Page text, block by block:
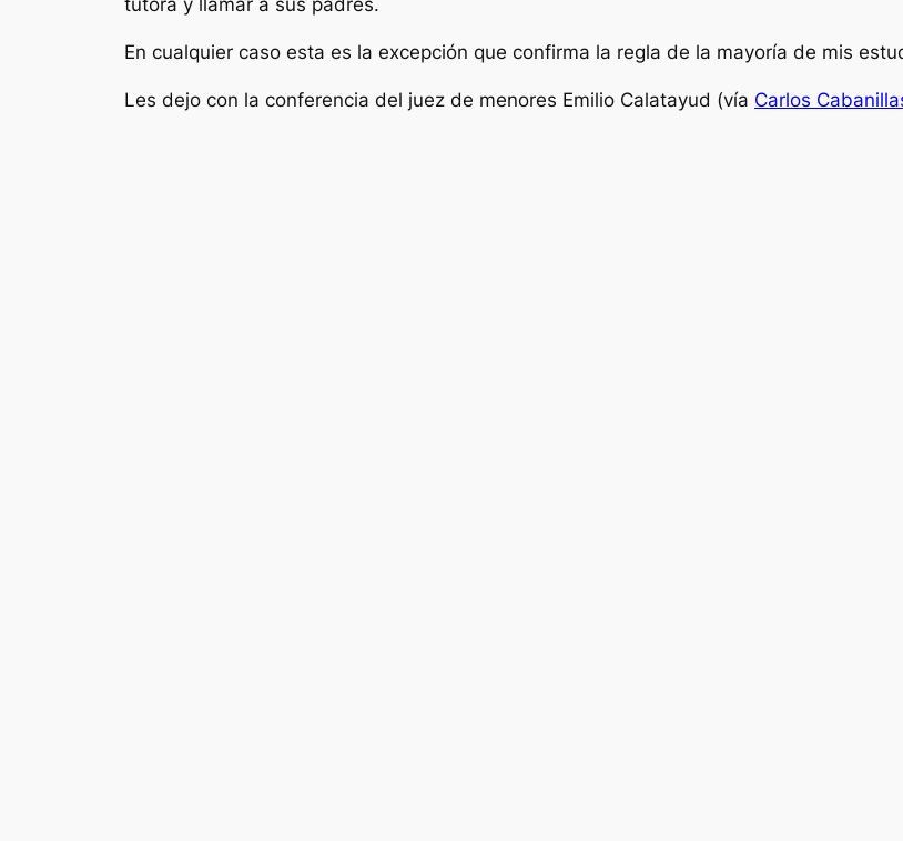
En cualquier caso esta es la excepción que confirma la regla de la mayoría de mis
Les dejo con la conferencia del juez de menores Emilio Calatayud (vía Carlos